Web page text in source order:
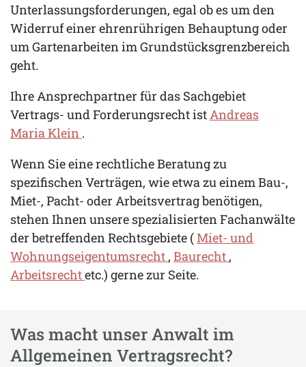
Unterlassungsforderungen, egal ob es um den
Widerruf einer ehrenrührigen Behauptung oder
um Gartenarbeiten im Grundstücksgrenzbereich
geht.
Ihre Ansprechpartner für das Sachgebiet
Vertrags- und Forderungsrecht ist Andreas
Maria Klein .
Wenn Sie eine rechtliche Beratung zu
spezifischen Verträgen, wie etwa zu einem Bau-,
Miet-, Pacht- oder Arbeitsvertrag benötigen,
stehen Ihnen unsere spezialisierten Fachanwälte
der betreffenden Rechtsgebiete ( Miet- und
Wohnungseigentumsrecht , Baurecht ,
Arbeitsrechtetc.) gerne zur Seite.
Was macht unser Anwalt im
Allgemeinen Vertragsrecht?